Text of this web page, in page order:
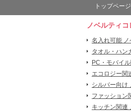
トップページ
ノベルティ
名入れ可能 ノ
タオル・ハン
PC・モバイ
エコロジー関
シルバー向け
ファッション
キッチン関連